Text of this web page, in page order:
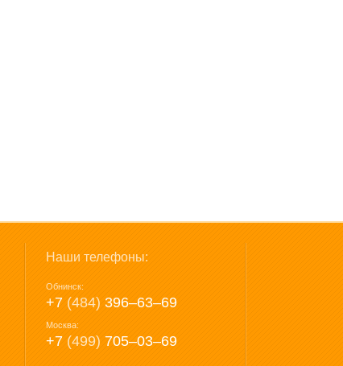
Наши телефоны:
Обнинск:
+7 (484) 396‒63‒69
Москва:
+7 (499) 705‒03‒69